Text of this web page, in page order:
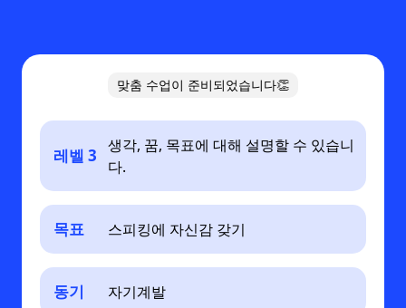
맞춤 수업이 준비되었습니다👏
레벨 3 생각, 꿈, 목표에 대해 설명할 수 있습니
다.
목표 스피킹에 자신감 갖기
동기 자기계발